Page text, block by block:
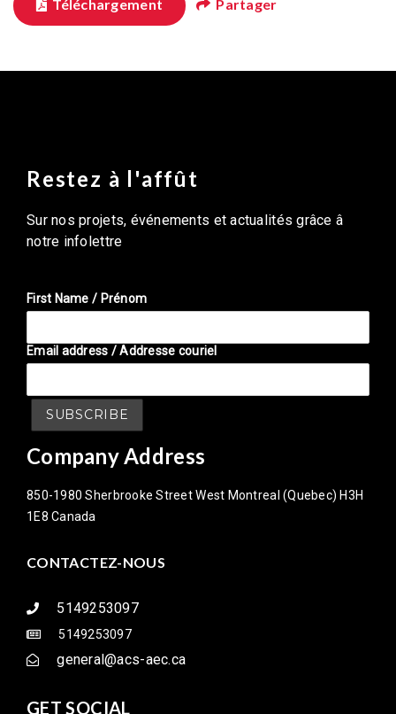
Téléchargement Partager
Restez à l'affût
Sur nos projets, événements et actualités grâce â
notre infolettre
First Name / Prénom
Email address / Addresse couriel
Company Address
850-1980 Sherbrooke Street West Montreal (Quebec) H3H
1E8 Canada
CONTACTEZ-NOUS
5149253097
5149253097
general@acs-aec.ca
GET SOCIAL